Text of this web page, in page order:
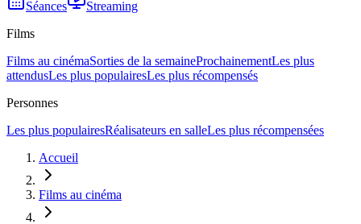
Séances
Streaming
Films
Films au cinémaSorties de la semaineProchainementLes plus
attendusLes plus populairesLes plus récompensés
Personnes
Les plus populairesRéalisateurs en salleLes plus récompensées
Accueil
Films au cinéma